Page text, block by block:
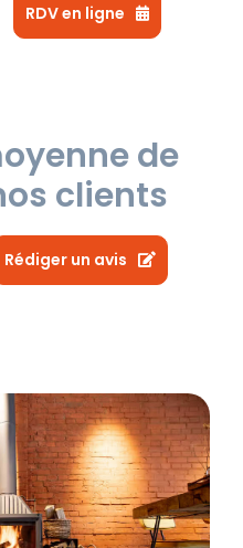
RDV en ligne
de
clients
Rédiger un avis